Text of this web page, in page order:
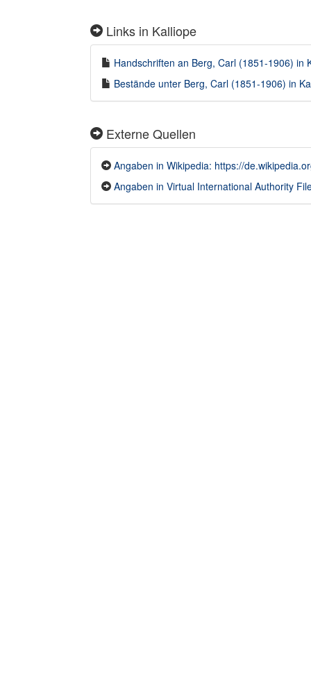
Links in Kalliope
Handschriften an Berg, Carl (1851-1906) in
Bestände unter Berg, Carl (1851-1906) in
Externe Quellen
Angaben in Wikipedia: https://
Angaben in Virtual International Authority